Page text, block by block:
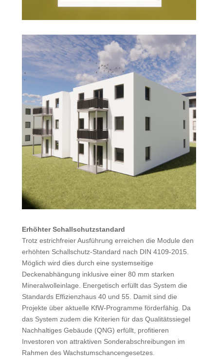
Erhöhter Schallschutzstandard
Trotz estrichfreier Ausführung erreichen die Module den
erhöhten Schallschutz-Standard nach DIN 4109-2015.
Möglich wird dies durch eine systemseitige
Deckenabhängung inklusive einer 80 mm starken
Mineralwolleinlage. Energetisch erfüllt das System die
Standards Effizienzhaus 40 und 55. Damit sind die
Projekte über aktuelle KfW-Programme förderfähig. Da
das System zudem die Kriterien für das Qualitätssiegel
Nachhaltiges Gebäude (QNG) erfüllt, profitieren
Investoren von attraktiven Sonderabschreibungen im
Rahmen des Wachstumschancengesetzes.